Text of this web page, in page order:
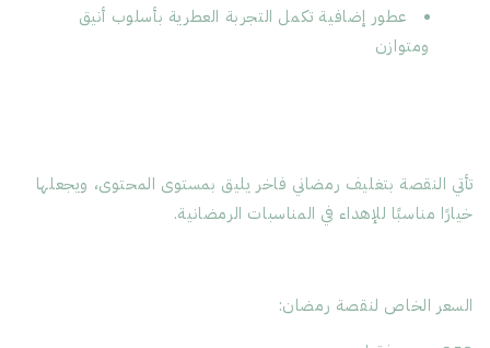
عطور إضافية تكمل التجربة العطرية بأسلوب أنيق
ومتوازن
تأتي النقصة بتغليف رمضاني فاخر يليق بمستوى المحتوى، ويجعلها
خيارًا مناسبًا للإهداء في المناسبات الرمضانية.
السعر الخاص لنقصة رمضان: